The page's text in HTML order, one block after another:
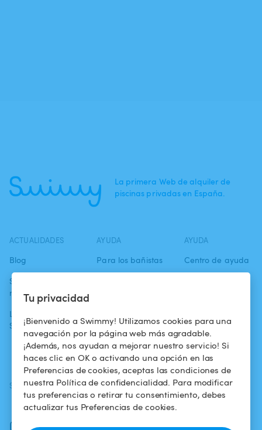
Tu privacidad
¡Bienvenido a Swimmy! Utilizamos cookies para una
navegación por la página web más agradable.
¡Además, nos ayudan a mejorar nuestro servicio! Si
haces clic en OK o activando una opción en las
Preferencias de cookies, aceptas las condiciones de
nuestra Política de confidencialidad. Para modificar
tus preferencias o retirar tu consentimiento, debes
actualizar tus Preferencias de cookies.
La primera Web de alquiler de
piscinas privadas en España.
ACTUALIDADES
Blog
Swimmy en los
medios
La aventura
Swimmy
AYUDA
Para los bañistas
piscina
¿Cómo funciona?
AYUDA
Centro de ayuda
confidencialidad
Aviso legal
SÍGUENOS
Facebook
Instagram
DESCARGAR LA APP